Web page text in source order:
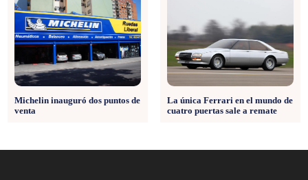
Michelin inauguró dos puntos de
venta
La única Ferrari en el mundo de
cuatro puertas sale a remate